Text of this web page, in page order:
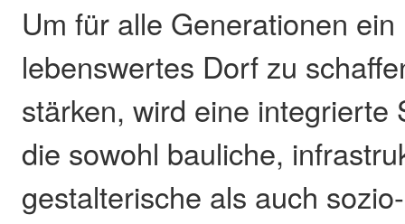
Um für alle Generationen
lebenswertes Dorf zu
stärken, wird eine integrierte
die sowohl bauliche,
gestalterische als auch